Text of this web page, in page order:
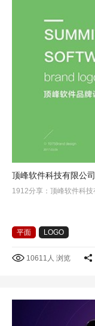
顶峰软件科技有限公
1912分享：顶峰软件科
平面 LOGO
10611人 浏览